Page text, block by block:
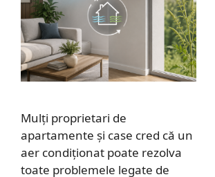
Mulți proprietari de
apartamente și case cred că un
aer condiționat poate rezolva
toate problemele legate de